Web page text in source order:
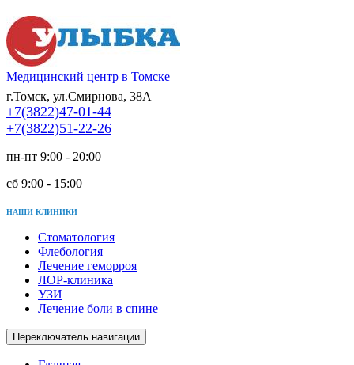
Медицинский центр в Томске
г.Томск, ул.Смирнова, 38А
+7(3822)47-01-44
+7(3822)51-22-26
пн-пт 9:00 - 20:00
сб 9:00 - 15:00
НАШИ КЛИНИКИ
Стоматология
Флебология
Лечение геморроя
ЛОР-клиника
УЗИ
Лечение боли в спине
Переключатель навигации